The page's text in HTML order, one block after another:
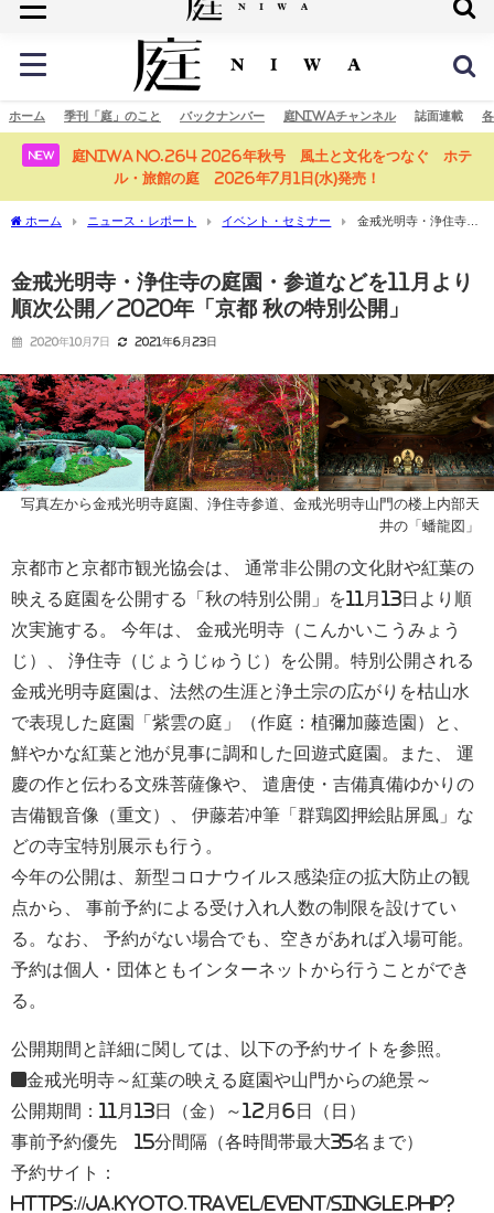
庭の未来へ
ホーム 季刊「庭」のこと バックナンバー 庭NIWAチャンネル 誌面連載
NEW
庭NIWA No.264 2026年秋号 風土と文化をつなぐ ホテ
ル・旅館の庭 2026年7月1日(水)発売！
ホーム ニュース・レポート イベント・セミナー
金戒光明寺・浄住寺の
金戒光明寺・浄住寺の庭園・参道などを11月より
順次公開／2020年「京都 秋の特別公開」
2020年10月7日 2021年6月23日
写真左から金戒光明寺庭園、浄住寺参道、金戒光明寺山門の楼上内部天
井の「蟠龍図」
京都市と京都市観光協会は、 通常非公開の文化財や紅葉の
映える庭園を公開する「秋の特別公開」を11月13日より順
次実施する。 今年は、 金戒光明寺（こんかいこうみょう
じ）、 浄住寺（じょうじゅうじ）を公開。特別公開される
金戒光明寺庭園は、法然の生涯と浄土宗の広がりを枯山水
で表現した庭園「紫雲の庭」（作庭：植彌加藤造園）と、
鮮やかな紅葉と池が見事に調和した回遊式庭園。また、 運
慶の作と伝わる文殊菩薩像や、 遣唐使・吉備真備ゆかりの
吉備観音像（重文）、 伊藤若冲筆「群鶏図押絵貼屏風」な
どの寺宝特別展示も行う。
今年の公開は、新型コロナウイルス感染症の拡大防止の観
点から、 事前予約による受け入れ人数の制限を設けてい
る。なお、 予約がない場合でも、空きがあれば入場可能。
予約は個人・団体ともインターネットから行うことができ
る。
公開期間と詳細に関しては、以下の予約サイトを参照。
■金戒光明寺～紅葉の映える庭園や山門からの絶景～
公開期間：11月13日（金）～12月6日（日）
事前予約優先 15分間隔（各時間帯最大35名まで）
予約サイト：
https://ja.kyoto.travel/event/single.php?